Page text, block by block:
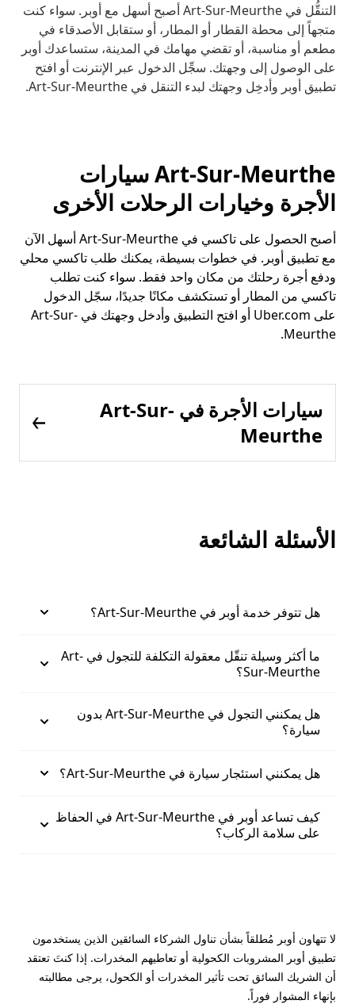
التنقُّل في Art-Sur-Meurthe أصبح أسهل مع أوبر. سواء كنت
متجهاً إلى محطة القطار أو المطار، أو ستقابل الأصدقاء في
مطعم أو مناسبة، أو تقضي مهامك في المدينة، ستساعدك أوبر
على الوصول إلى وجهتك. سجِّل الدخول عبر الإنترنت أو افتح
تطبيق أوبر وأدخِل وجهتك لبدء التنقل في Art-Sur-Meurthe.
Art-Sur-Meurthe سيارات
الأجرة وخيارات الرحلات الأخرى
أصبح الحصول على تاكسي في Art-Sur-Meurthe أسهل الآن
مع تطبيق أوبر. في خطوات بسيطة، يمكنك طلب تاكسي محلي
ودفع أجرة رحلتك من مكان واحد فقط. سواء كنت تطلب
تاكسي من المطار أو تستكشف مكانًا جديدًا، سجّل الدخول
على Uber.com أو افتح التطبيق وأدخل وجهتك في Art-Sur-
Meurthe.
سيارات الأجرة في Art-Sur-
Meurthe
الأسئلة الشائعة
هل تتوفر خدمة أوبر في Art-Sur-Meurthe؟
ما أكثر وسيلة تنقّل معقولة التكلفة للتجول في Art-
Sur-Meurthe؟
هل يمكنني التجول في Art-Sur-Meurthe بدون
سيارة؟
هل يمكنني استئجار سيارة في Art-Sur-Meurthe؟
كيف تساعد أوبر في Art-Sur-Meurthe في الحفاظ
على سلامة الركاب؟
لا تتهاون أوبر مُطلقاً بشأن تناول الشركاء السائقين الذين يستخدمون
تطبيق أوبر المشروبات الكحولية أو تعاطيهم المخدرات. إذا كنتَ تعتقد
أن الشريك السائق تحت تأثير المخدرات أو الكحول، يرجى مطالبته
بإنهاء المشوار فوراً.